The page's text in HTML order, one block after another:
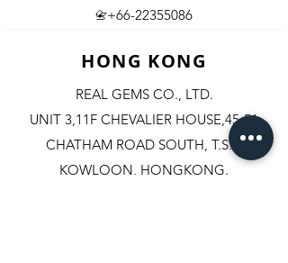
📇​+66-22355086
HONG KONG
REAL GEMS CO., LTD.
UNIT 3,11F CHEVALIER HOUSE,45-51
CHATHAM ROAD SOUTH, T.S.T.
KOWLOON, HONGKONG.